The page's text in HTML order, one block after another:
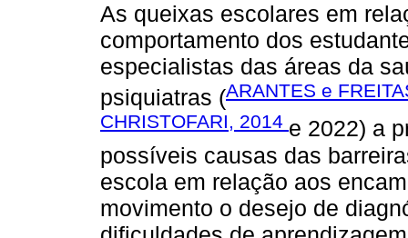
As queixas escolares em
comportamento dos
especialistas das áreas da
psiquiatras (ARANTES e
CHRISTOFARI, 2014 e 2022) a
possíveis causas das
escola em relação aos
movimento o desejo de